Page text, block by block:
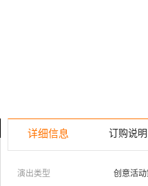
详细信息 订购说明
演出类型 创意活